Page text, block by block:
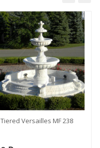
Tiered Versailles MF 238